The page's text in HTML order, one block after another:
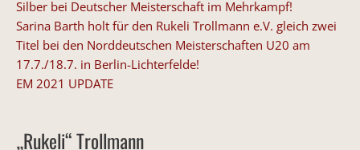
Silber bei Deutscher Meisterschaft im Mehrkampf!
Sarina Barth holt für den Rukeli Trollmann e.V. gleich zwei
Titel bei den Norddeutschen Meisterschaften U20 am
17.7./18.7. in Berlin-Lichterfelde!
EM 2021 UPDATE
„Rukeli“ Trollmann